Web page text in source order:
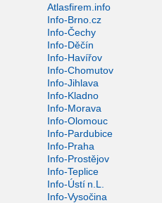
Atlasfirem.info
Info-Brno.cz
Info-Čechy
Info-Děčín
Info-Havířov
Info-Chomutov
Info-Jihlava
Info-Kladno
Info-Morava
Info-Olomouc
Info-Pardubice
Info-Praha
Info-Prostějov
Info-Teplice
Info-Ústí n.L.
Info-Vysočina